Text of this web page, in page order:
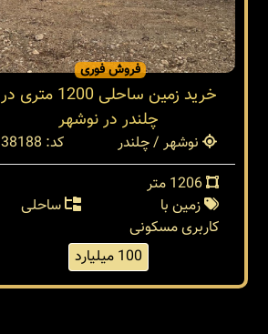
فروش فوری
خرید زمین ساحلی 1200 متری در
چلندر در نوشهر
نوشهر / چلندر
کد: 38188
زمین با
کاربری مسکونی
ساحلی
100 میلیارد